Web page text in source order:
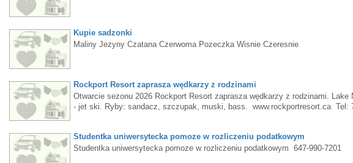
Kupie sadzonki
Maliny Jezyny Czatana Czerwoma Pozeczka Wisnie Czeresnie
Rockport Resort zaprasza wędkarzy z rodzinami
Otwarcie sezonu 2026 Rockport Resort zaprasza wędkarzy z rodzinami.
- jet ski. Ryby: sandacz, szczupak, muski, bass. www.rockportresort.ca Tel:
Studentka uniwersytecka pomoze w rozliczeniu podatkowym
Studentka uniwersytecka pomoze w rozliczeniu podatkowym 647-990-7201